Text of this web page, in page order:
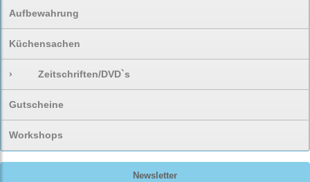
Aufbewahrung
Küchensachen
› Zeitschriften/DVD`s
Gutscheine
Workshops
Newsletter